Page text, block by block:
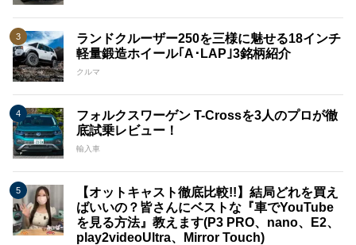
ランドクルーザー250を三様に魅せる18インチ
軽量鍛造ホイール｢A･LAP｣3銘柄紹介
クルマ
フォルクスワーゲン T-Crossを3人のプロが徹
底試乗レビュー！
輸入車
【オットキャスト徹底比較!!】結局どれを買え
ばいいの？皆さんにベストな『車でYouTube
を見る方法』教えます(P3 PRO、nano、E2、
play2videoUltra、Mirror Touch)